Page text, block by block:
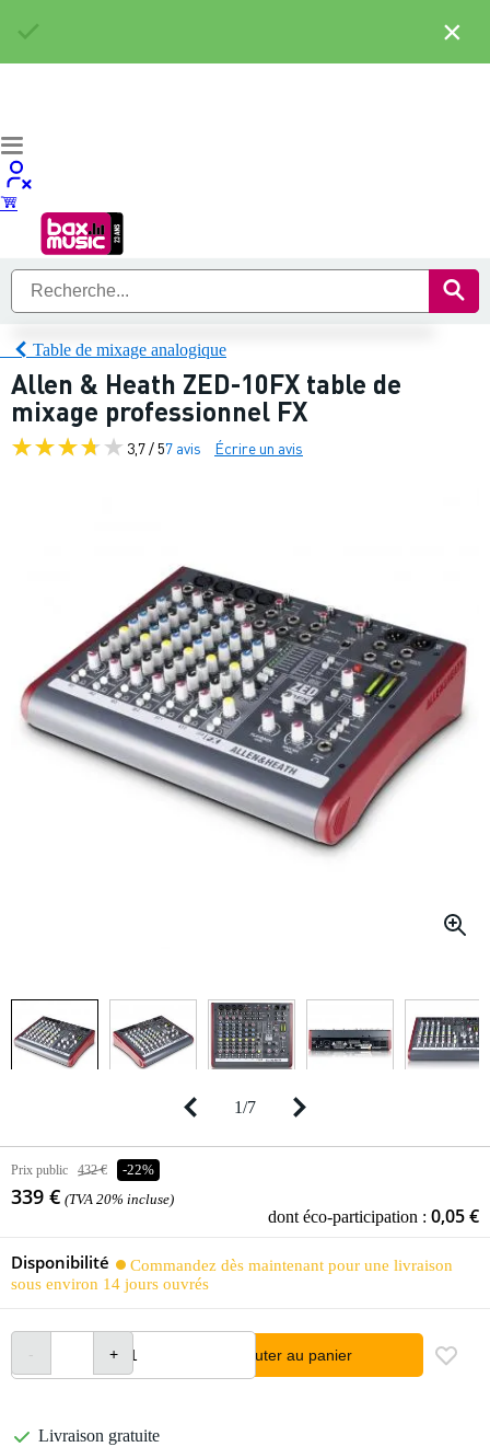
Table de mixage analogique
Allen & Heath ZED-10FX table de
mixage professionnel FX
3,7 / 57 avis Écrire un avis
1/7
Prix public 432 € -22%
339 € (TVA 20% incluse)
dont éco-participation : 0,05 €
Disponibilité
Commandez dès maintenant pour une livraison
sous environ 14 jours ouvrés
Ajouter au panier
Livraison gratuite
×